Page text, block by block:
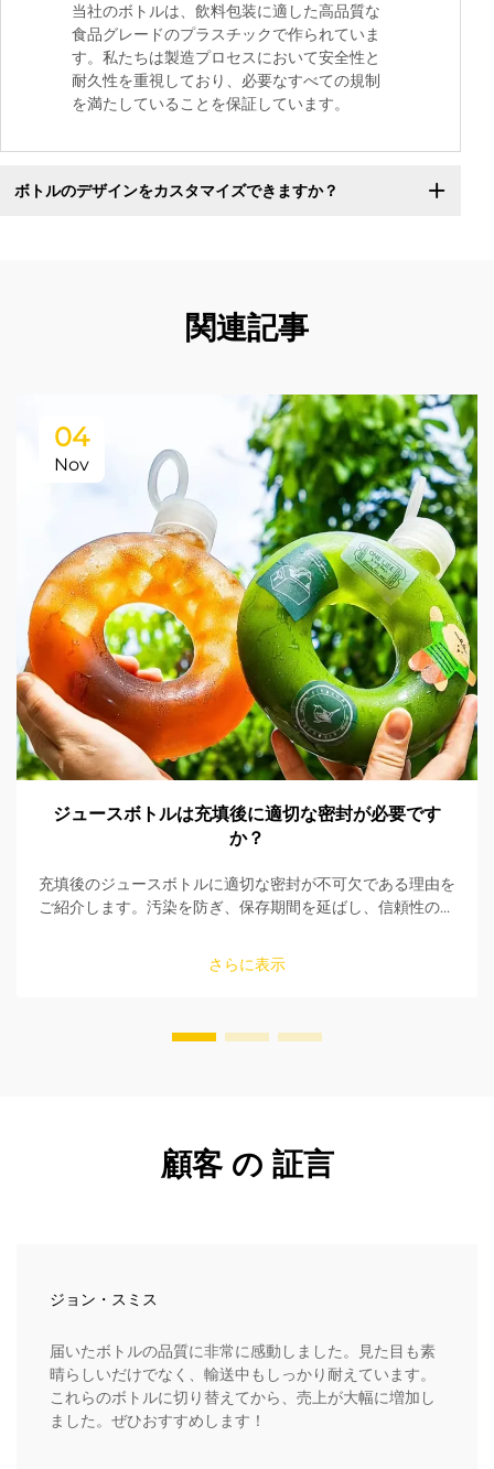
当社のボトルは、飲料包装に適した高品質な
食品グレードのプラスチックで作られていま
す。私たちは製造プロセスにおいて安全性と
耐久性を重視しており、必要なすべての規制
を満たしていることを保証しています。
ボトルのデザインをカスタマイズできますか？
関連記事
04
Nov
ジュースボトルは充填後に適切な密封が必要です
か？
充填後のジュースボトルに適切な密封が不可欠である理由を
ご紹介します。汚染を防ぎ、保存期間を延ばし、信頼性の高
すぐ詳しくご覧ください。
さらに表示
顧客 の 証言
ジョン・スミス
届いたボトルの品質に非常に感動しました。見た目も素
晴らしいだけでなく、輸送中もしっかり耐えています。
これらのボトルに切り替えてから、売上が大幅に増加し
ました。ぜひおすすめします！